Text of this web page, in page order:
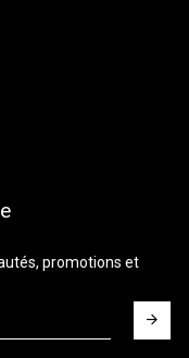
promotions et